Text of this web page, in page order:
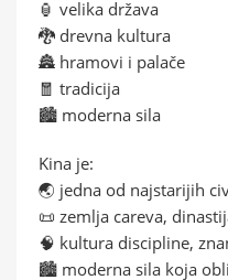
🏮 velika država
🐉 drevna kultura
🏯 hramovi i palače
🧧 tradicija
🏙️ moderna sila
Kina je:
🌏 jedna od najstarijih
📜 zemlja careva,
🧠 kultura discipline,
🏙️ moderna sila koja